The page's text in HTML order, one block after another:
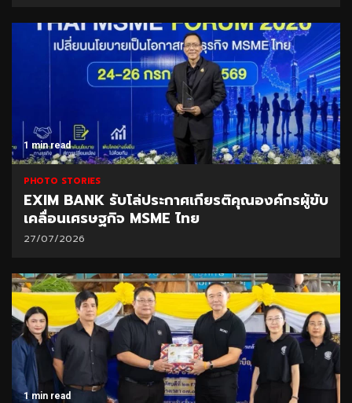
1 min read
PHOTO STORIES
EXIM BANK รับโล่ประกาศเกียรติคุณองค์กรผู้ขับ
เคลื่อนเศรษฐกิจ MSME ไทย
27/07/2026
1 min read